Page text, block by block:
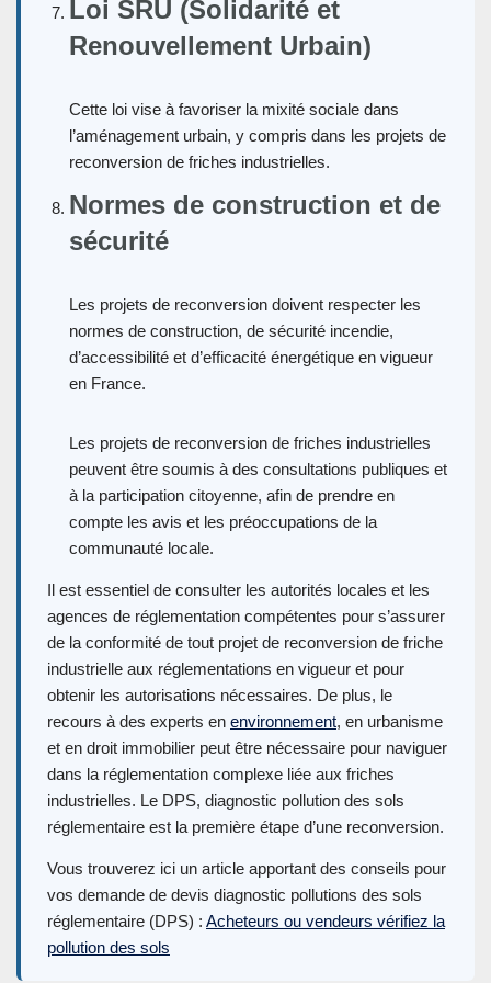
Loi SRU (Solidarité et
Renouvellement Urbain)
Cette loi vise à favoriser la mixité sociale dans
l’aménagement urbain, y compris dans les projets de
reconversion de friches industrielles.
Normes de construction et de
sécurité
Les projets de reconversion doivent respecter les
normes de construction, de sécurité incendie,
d’accessibilité et d’efficacité énergétique en vigueur
en France.
Les projets de reconversion de friches industrielles
peuvent être soumis à des consultations publiques et
à la participation citoyenne, afin de prendre en
compte les avis et les préoccupations de la
communauté locale.
Il est essentiel de consulter les autorités locales et les
agences de réglementation compétentes pour s’assurer
de la conformité de tout projet de reconversion de friche
industrielle aux réglementations en vigueur et pour
obtenir les autorisations nécessaires. De plus, le
recours à des experts en environnement, en urbanisme
et en droit immobilier peut être nécessaire pour naviguer
dans la réglementation complexe liée aux friches
industrielles. Le DPS, diagnostic pollution des sols
réglementaire est la première étape d’une reconversion.
Vous trouverez ici un article apportant des conseils pour
vos demande de devis diagnostic pollutions des sols
réglementaire (DPS) : Acheteurs ou vendeurs vérifiez la
pollution des sols